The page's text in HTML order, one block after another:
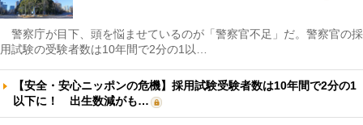
警察庁が目下、頭を悩ませているのが「警察官不足」だ。警察官の採
用試験の受験者数は10年間で2分の1以…
【安全・安心ニッポンの危機】採用試験受験者数は10年間で2分の1
以下に！ 出生数減がも…